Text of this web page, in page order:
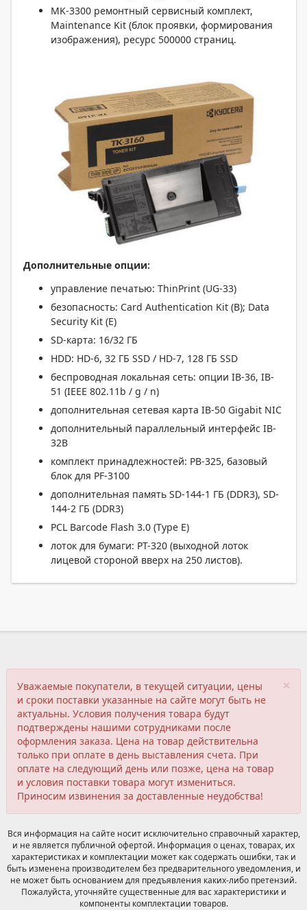
MK-3300 ремонтный сервисный комплект,
Maintenance Kit (блок проявки, формирования
изображения), ресурс 500000 страниц.
Дополнительные опции:
управление печатью: ThinPrint (UG-33)
безопасность: Card Authentication Kit (B); Data
Security Kit (E)
SD-карта: 16/32 ГБ
HDD: HD-6, 32 ГБ SSD / HD-7, 128 ГБ SSD
беспроводная локальная сеть: опции IB-36, IB-
51 (IEEE 802.11b / g / n)
дополнительная сетевая карта IB-50 Gigabit NIC
дополнительный параллельный интерфейс IB-
32B
комплект принадлежностей: PB-325, базовый
блок для PF-3100
дополнительная память SD-144-1 ГБ (DDR3), SD-
144-2 ГБ (DDR3)
PCL Barcode Flash 3.0 (Type E)
лоток для бумаги: PT-320 (выходной лоток
лицевой стороной вверх на 250 листов).
×
Уважаемые покупатели, в текущей ситуации, цены
и сроки поставки указанные на сайте могут быть не
актуальны. Условия получения товара будут
подтверждены нашими сотрудниками после
оформления заказа. Цена на товар действительна
только при оплате в день выставления счета. При
оплате на следующий день или позже, цена на товар
и условия поставки товара могут измениться.
Приносим извинения за доставленные неудобства!
Вся информация на сайте носит исключительно справочный характер,
и не является публичной офертой. Информация о ценах, товарах, их
характеристиках и комплектации может как содержать ошибки, так и
быть изменена производителем без предварительного уведомления, и
не может быть основанием для предъявления каких-либо претензий.
Пожалуйста, уточняйте существенные для вас характеристики и
компоненты комплектации товаров.